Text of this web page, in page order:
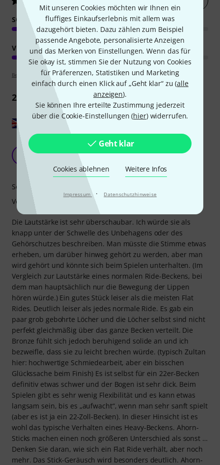
Mit unseren Cookies möchten wir Ihnen ein
fluffiges Einkaufserlebnis mit allem was
dazugehört bieten. Dazu zählen zum Beispiel
passende Angebote, personalisierte Anzeigen
und das Merken von Einstellungen. Wenn das für
Sie okay ist, stimmen Sie der Nutzung von Cookies
für Präferenzen, Statistiken und Marketing
einfach durch einen Klick auf „Geht klar“ zu (alle
anzeigen).
Sie können Ihre erteilte Zustimmung jederzeit
über die Cookie-Einstellungen (hier) widerrufen.
Geht klar
Cookies ablehnen Weitere Infos
Impressum · Datenschutzhinweise
SOUND
VERARBEITUNG
Bewertungsrichtlinien
2Rezensionen
Original zeigen
Benötigt ein oder zwei Nieten, um wirklich zu
singen.
TheWizardofWoo 04.04.2024
Die Lautstärke ist sehr überschaubar. Ich würde sie als
knapp unter der Schwelle des Unbehagens oder des
Gehörschutzes beschreiben. Man müsste die Stimme etwas
erheben, um darüber hinweg gehört zu werden, aber man
wird gehört und könnte sich beim Spielen unterhalten. (Im
Vergleich zur Lautstärke eines normalen Ride-Beckens, bei
dem man hauptsächlich nur die Bewegung der Lippen
hören würde.) Ein gutes Stück leiser als die meisten Flat
Rides. Deutlich leiser als jedes normale Ride. Es gab ein
paar grob gebohrte Löcher und die Löcher selbst sind nicht
perfekt gleichmäßig über das ganze Becken verteilt. Die
Bronze fühlt sich jedoch beruhigend solide an und ich
bezweifle, dass sie zu leicht brechen würde. (typisch Zultan
hier: hochwertige Schmiedearbeit, aber ein bisschen
Glückssache beim Finish) Es ist selbst für ein 22er-Becken
definitiv etwas schwer und der Bogen ist sehr dick. Beim
Spielen gibt es sehr wenig Flexibilität und es kann etwas
langsam sein, bis es „aufwacht“, wenn man sehr sanft spielt
(aber es ist ja ein 22-Zoll-Becken). In dieser Hinsicht ist es
wohl das typische Verhalten eines Heavy-Beckens. Ahorn-
Sticks machen einen noch größeren Unterschied als sonst …
Denken Sie daran, wie sich ein Flat Ride verhält, aber noch
mehr. Das Stick-Geräusch wird besonders deutlich. Ahorn-
Sound
Verarbeitung